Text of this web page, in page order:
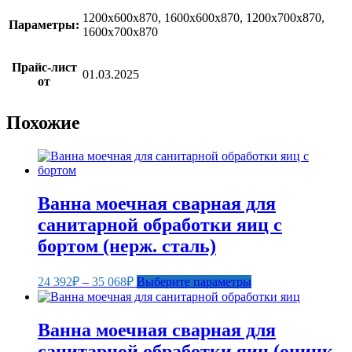
Соковыжималки
Стерилизаторы
Бытовая техника
Оборудование для общественных санузлов и
Диспенсеры
Смесители и душирующие устройства
Сушилки для рук
Урны
Фены настенные
Прачечное оборудование
Сушильные машины
Гладильное оборудование
Воздухоочистительные установки
Фильтры для воды
Параметры:
1200х600х870, 1600х600х870, 1200х700х870,
1600х700х870
Прайс-лист
от
01.03.2025
Похожие
Ванна моечная сварная для
санитарной обработки яиц с
бортом (нерж. сталь)
24 392₽ – 35 068₽Диапазон
цен:
24
–
Выберите параметрыЭтот
товар
имеет
вариаций.
Опции
Ванна моечная сварная для